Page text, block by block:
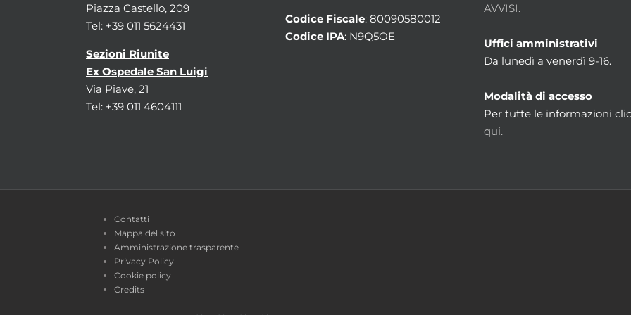
Piazza Castello, 209
Tel: +39 011 5624431
Sezioni Riunite
Ex Ospedale San Luigi
Via Piave, 21
Tel: +39 011 4604111
Codice Fiscale: 80090580012
Codice IPA: N9Q5OE
AVVISI.
Uffici amministrativi
Da lunedì a venerdì 9-16.
Modalità di accesso
Per tutte le informazioni
qui.
Contatti
Mappa del sito
Amministrazione trasparente
Privacy Policy
Cookie policy
Credits